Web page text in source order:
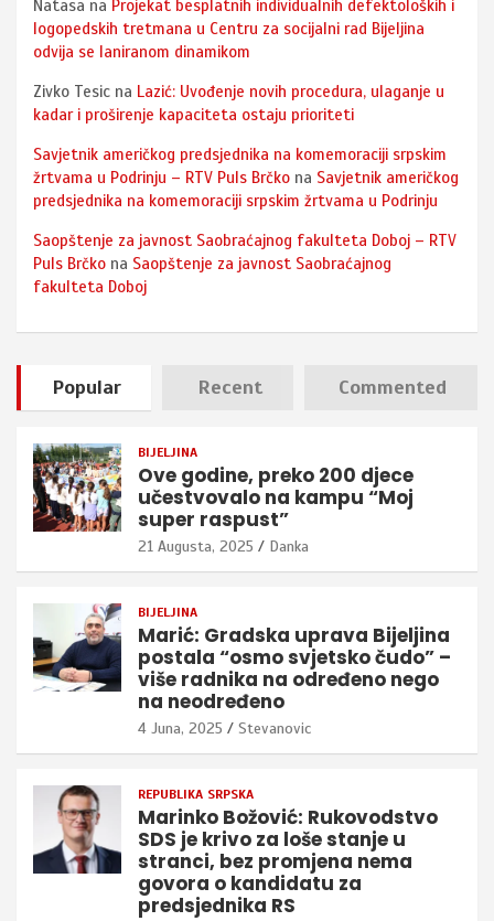
Natasa na Projekat besplatnih individualnih defektoloških i
logopedskih tretmana u Centru za socijalni rad Bijeljina
odvija se laniranom dinamikom
Zivko Tesic na Lazić: Uvođenje novih procedura, ulaganje u
kadar i proširenje kapaciteta ostaju prioriteti
Savjetnik američkog predsjednika na komemoraciji srpskim
žrtvama u Podrinju – RTV Puls Brčko na Savjetnik američkog
predsjednika na komemoraciji srpskim žrtvama u Podrinju
Saopštenje za javnost Saobraćajnog fakulteta Doboj – RTV
Puls Brčko na Saopštenje za javnost Saobraćajnog
fakulteta Doboj
Popular Recent Commented
BIJELJINA
Ove godine, preko 200 djece
učestvovalo na kampu “Moj
super raspust”
21 Augusta, 2025 Danka
BIJELJINA
Marić: Gradska uprava Bijeljina
postala “osmo svjetsko čudo” –
više radnika na određeno nego
na neodređeno
4 Juna, 2025 Stevanovic
REPUBLIKA SRPSKA
Marinko Božović: Rukovodstvo
SDS je krivo za loše stanje u
stranci, bez promjena nema
govora o kandidatu za
predsjednika RS